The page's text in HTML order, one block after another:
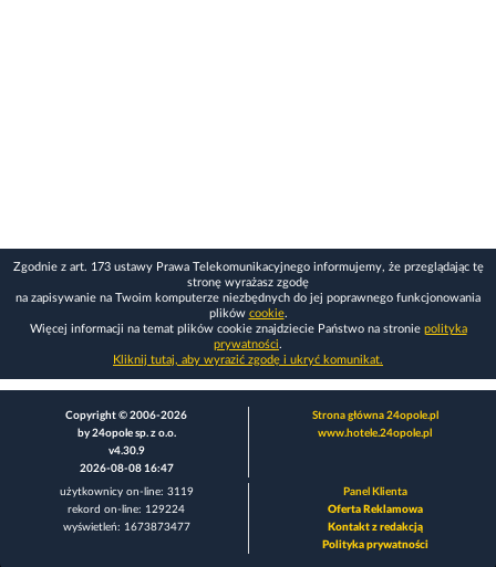
Zgodnie z art. 173 ustawy Prawa Telekomunikacyjnego informujemy, że przeglądając tę
stronę wyrażasz zgodę
na zapisywanie na Twoim komputerze niezbędnych do jej poprawnego funkcjonowania
plików cookie.
Więcej informacji na temat plików cookie znajdziecie Państwo na stronie polityka
prywatności.
Kliknij tutaj, aby wyrazić zgodę i ukryć komunikat.
Copyright © 2006-2026
by 24opole sp. z o.o.
v4.30.9
2026-08-08 16:47
Strona główna 24opole.pl
www.hotele.24opole.pl
użytkownicy on-line: 3119
rekord on-line: 129224
wyświetleń: 1673873477
Panel Klienta
Oferta Reklamowa
Kontakt z redakcją
Polityka prywatności